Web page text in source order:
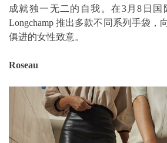
成就独一无二的自我。在3月8日国
Longchamp 推出多款不同系列手袋，
俱进的女性致意。
Roseau